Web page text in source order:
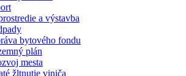
a výstavba
bytového fondu
plán
mesta
žltnutie viniča